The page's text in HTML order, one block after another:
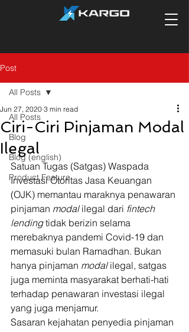
Post
All Posts
Blog
Blog (english)
Product Feature
All Posts
Ciri-Ciri Pinjaman Modal
Ilegal
Jun 27, 2020 3 min read
Satuan Tugas (Satgas) Waspada
Investasi Otoritas Jasa Keuangan
(OJK) memantau maraknya penawaran
pinjaman modal ilegal dari fintech
lending tidak berizin selama
merebaknya pandemi Covid-19 dan
memasuki bulan Ramadhan. Bukan
hanya pinjaman modal ilegal, satgas
juga meminta masyarakat berhati-hati
terhadap penawaran investasi ilegal
yang juga menjamur.
Sasaran kejahatan penyedia pinjaman